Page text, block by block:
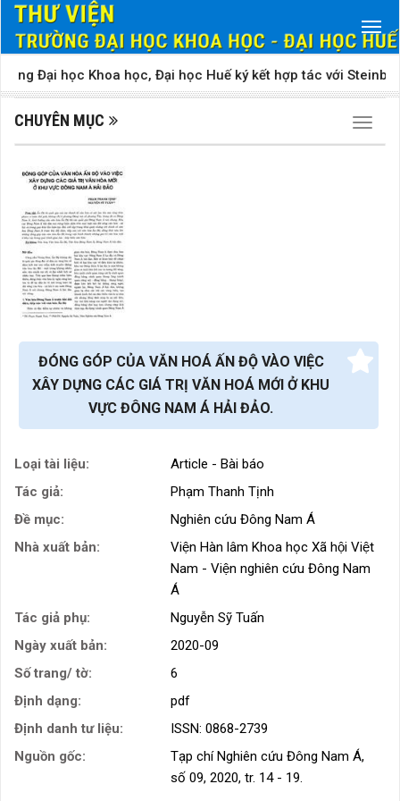
Đại học Khoa học, Đại học Huế ký kết hợp tác với
CHUYÊN MỤC
ĐÓNG GÓP CỦA VĂN HOÁ ẤN ĐỘ VÀO VIỆC
XÂY DỰNG CÁC GIÁ TRỊ VĂN HOÁ MỚI Ở KHU
VỰC ĐÔNG NAM Á HẢI ĐẢO.
Loại tài liệu:
Article - Bài báo
Tác giả:
Phạm Thanh Tịnh
Đề mục:
Nghiên cứu Đông Nam Á
Nhà xuất bản:
Viện Hàn lâm Khoa học Xã hội Việt
Nam - Viện nghiên cứu Đông Nam
Á
Tác giả phụ:
Nguyễn Sỹ Tuấn
Ngày xuất bản:
2020-09
Số trang/ tờ:
6
Định dạng:
pdf
Định danh tư liệu:
ISSN: 0868-2739
Nguồn gốc:
Tạp chí Nghiên cứu Đông Nam Á,
số 09, 2020, tr. 14 - 19.